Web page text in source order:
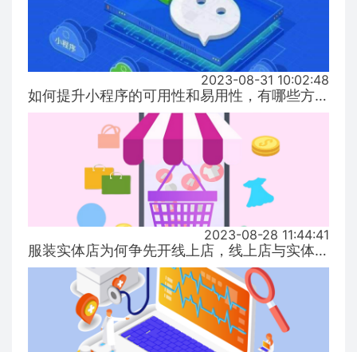
2023-08-31 10:02:48
如何提升小程序的可用性和易用性，有哪些方式！...
2023-08-28 11:44:41
服装实体店为何争先开线上店，线上店与实体店有什么区别？...